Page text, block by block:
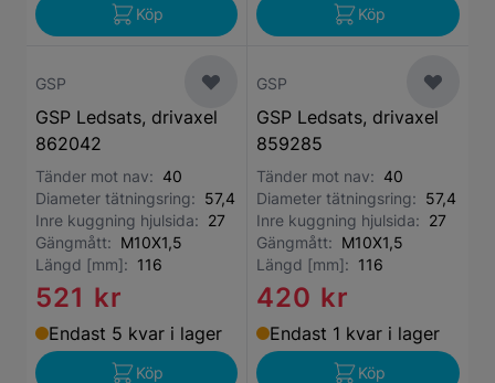
Köp Köp
GSP
GSP Ledsats, drivaxel
862042
Tänder mot nav: 40
Diameter tätningsring: 57,4
Inre kuggning hjulsida: 27
Gängmått: M10X1,5
Längd [mm]: 116
521 kr
Endast 5 kvar i lager
Köp
GSP
GSP Ledsats, drivaxel
859285
Tänder mot nav: 40
Diameter tätningsring: 57,4
Inre kuggning hjulsida: 27
Gängmått: M10X1,5
Längd [mm]: 116
420 kr
Endast 1 kvar i lager
Köp